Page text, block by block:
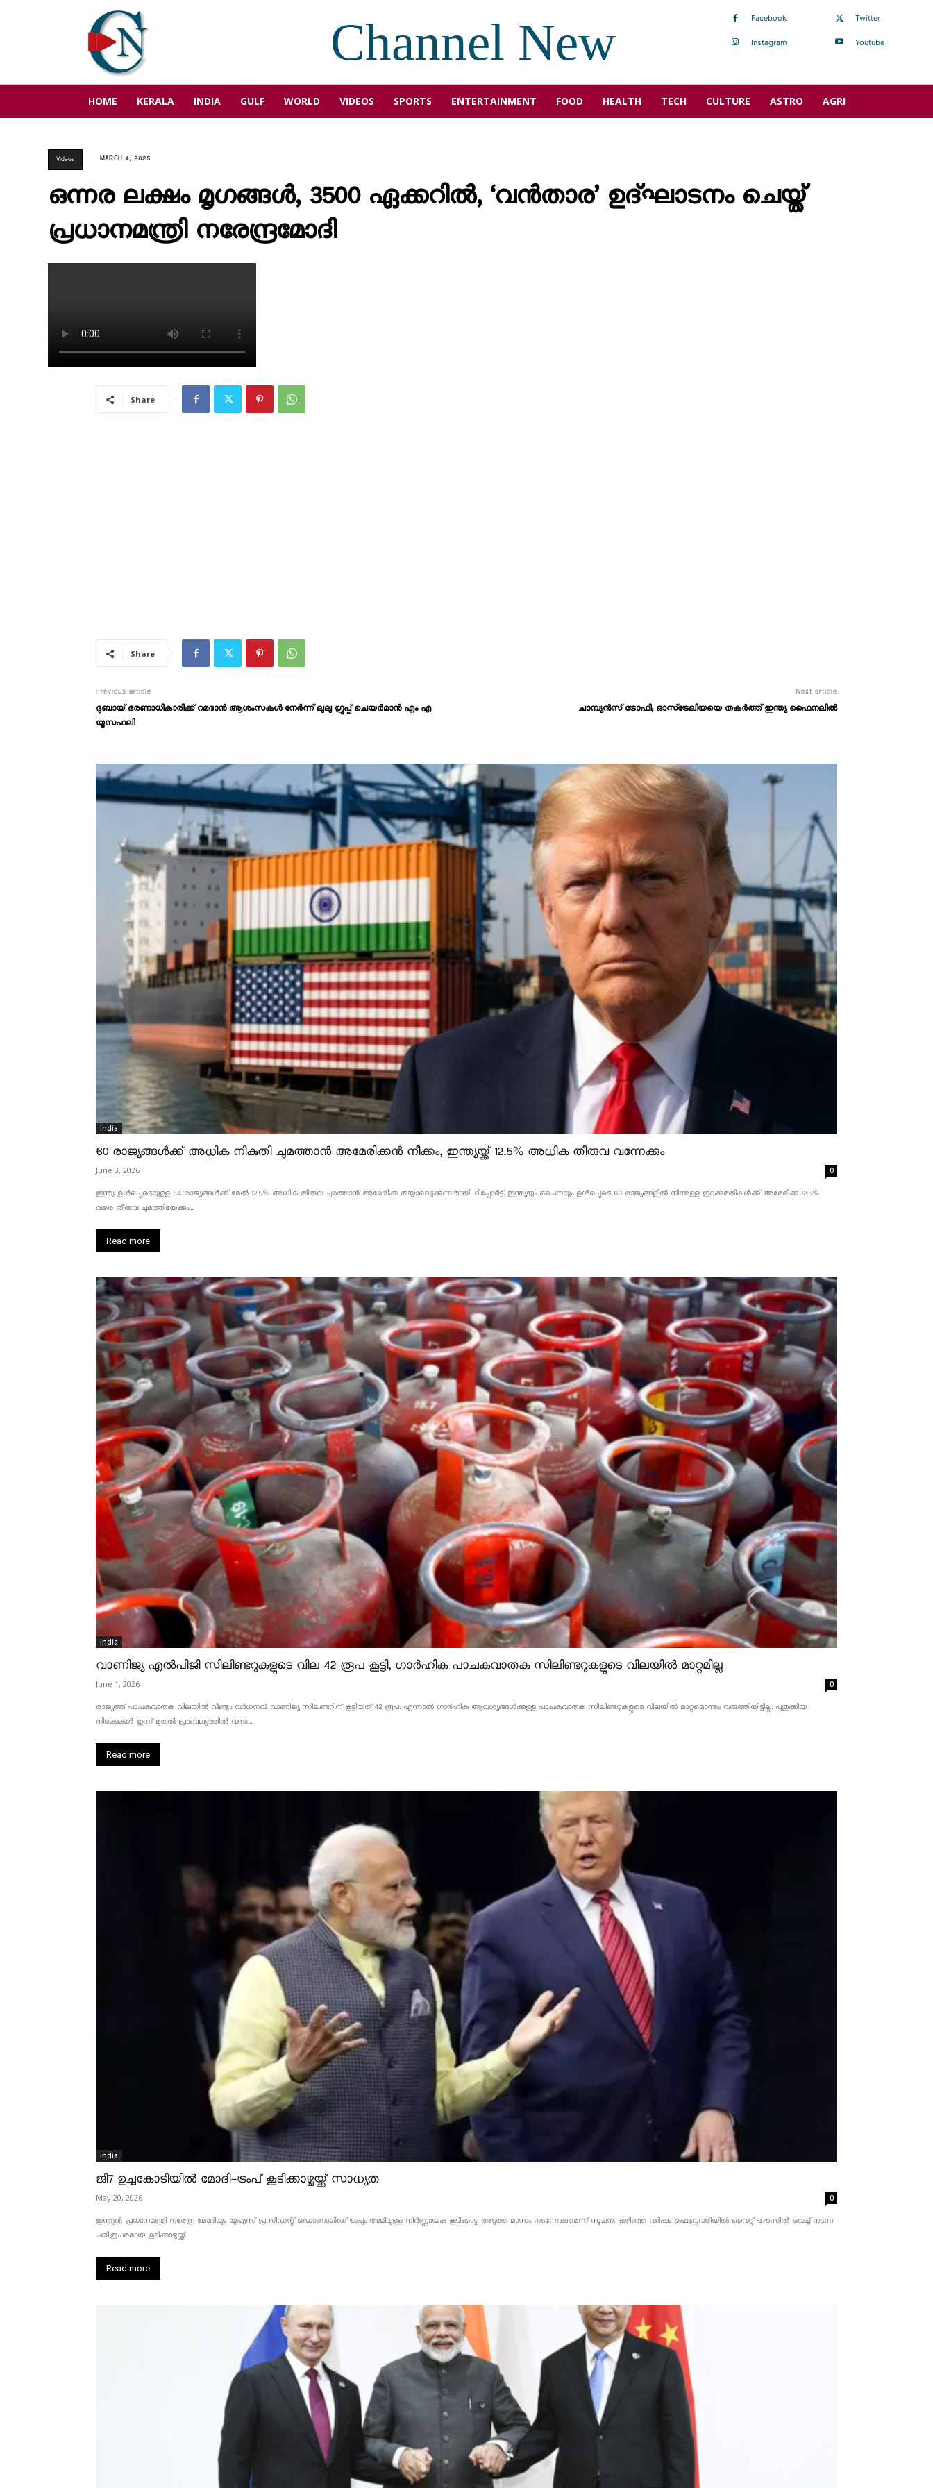
Channel New Facebook
Instagram
Twitter
Youtube
HOME KERALA INDIA GULF WORLD VIDEOS SPORTS ENTERTAINMENT FOOD HEALTH TECH CULTURE ASTRO AGRI
Videos MARCH 4, 2025
ഒന്നര ലക്ഷം മൃഗങ്ങൾ, 3500 ഏക്കറിൽ, ‘വൻതാര’ ഉദ്‌ഘാടനം ചെയ്ത്
പ്രധാനമന്ത്രി നരേന്ദ്രമോദി
Share
Share
Previous article
ദുബായ് ഭരണാധികാരിക്ക് റമദാൻ ആശംസകൾ നേർന്ന് ലുലു ഗ്രൂപ്പ് ചെയർമാൻ എം എ
യൂസഫലി
Next article
ചാമ്പ്യൻസ് ട്രോഫി; ഓസ്‌ട്രേലിയയെ തകർത്ത് ഇന്ത്യ ഫൈനലിൽ
India
60 രാജ്യങ്ങൾക്ക് അധിക നികുതി ചുമത്താൻ അമേരിക്കൻ നീക്കം, ഇന്ത്യയ്ക്ക് 12.5% അധിക തീരുവ വന്നേക്കും
June 3, 2026 0
ഇന്ത്യ ഉൾപ്പെടെയുള്ള 54 രാജ്യങ്ങൾക്ക് മേൽ 12.5% അധിക തീരുവ ചുമത്താൻ അമേരിക്ക തയ്യാറെടുക്കുന്നതായി റിപ്പോർട്ട്. ഇന്ത്യയും ചൈനയും ഉൾപ്പെടെ 60 രാജ്യങ്ങളിൽ നിന്നുള്ള ഇറക്കുമതികൾക്ക് അമേരിക്ക 12.5% ​​
വരെ തീരുവ ചുമത്തിയേക്കും....
Read more
India
വാണിജ്യ എൽപിജി സിലിണ്ടറുകളുടെ വില 42 രൂപ കൂട്ടി, ഗാർഹിക പാചകവാതക സിലിണ്ടറുകളുടെ വിലയിൽ മാറ്റമില്ല
June 1, 2026 0
രാജ്യത്ത് പാചകവാതക വിലയിൽ വീണ്ടും വർധനവ്. വാണിജ്യ സിലണ്ടറിന് കൂട്ടിയത് 42 രൂപ. എന്നാൽ ഗാർഹിക ആവശ്യങ്ങൾക്കുള്ള പാചകവാതക സിലിണ്ടറുകളുടെ വിലയിൽ മാറ്റമൊന്നും വരുത്തിയിട്ടില്ല. പുതുക്കിയ
നിരക്കുകൾ ഇന്ന് മുതൽ പ്രാബല്യത്തിൽ വന്നു....
Read more
India
ജി7 ഉച്ചകോടിയിൽ മോദി-ട്രംപ് കൂടിക്കാഴ്ചയ്ക്ക് സാധ്യത
May 20, 2026 0
ഇന്ത്യൻ പ്രധാനമന്ത്രി നരേന്ദ്ര മോദിയും യുഎസ് പ്രസിഡന്റ് ഡൊണാൾഡ് ട്രംപും തമ്മിലുള്ള നിർണ്ണായക കൂടിക്കാഴ്ച അടുത്ത മാസം നടന്നേക്കുമെന്ന് സൂചന. കഴിഞ്ഞ വർഷം ഫെബ്രുവരിയിൽ വൈറ്റ് ഹൗസിൽ വെച്ച് നടന്ന
ചരിത്രപരമായ കൂടിക്കാഴ്ചയ്ക്ക്...
Read more